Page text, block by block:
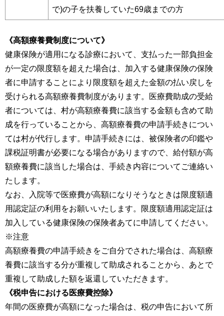
で)の子を扶養していた69歳までの方
《高額療養費制度について》
健康保険が適用になる診療において、支払った一部負担金
が一定の限度額を超えた場合は、加入する健康保険の保険
者に申請することにより限度額を超えた金額の払い戻しを
受けられる高額療養費制度があります。医療費助成の受給
者については、村が高額療養費に該当する金額も含めて助
成を行っていることから、高額療養費の申請手続きについ
ては村が代行します。申請手続きには、被保険者の印鑑や
課税証明書が必要になる場合がありますので、給付額が高
額療養費に該当した場合は、手続き内容についてご連絡い
たします。
なお、入院等で医療費が高額になりそうなときは限度額適
用認定証の利用をお願いいたします。限度額適用認定証は
加入している健康保険の保険者あてに申請してください。
※注意
高額療養費の申請手続きをご自分でされた場合は、高額療
養費に該当する分が重複して助成されることから、あとで
重複して助成した額を返還していただきます。
《税申告における医療費控除》
年間の医療費が高額になった場合は、税の申告において所